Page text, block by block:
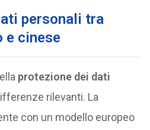
personali tra
e cinese
protezione dei dati
rilevanti. La
con un modello europeo